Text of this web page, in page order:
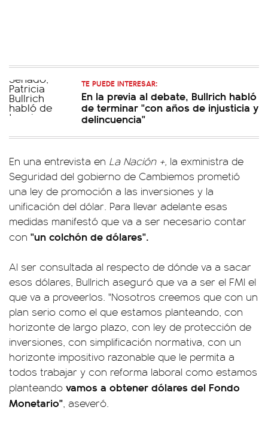
TE PUEDE INTERESAR:
En la previa al debate, Bullrich habló
de terminar "con años de injusticia y
delincuencia"
En una entrevista en La Nación +, la exministra de
Seguridad del gobierno de Cambiemos prometió
una ley de promoción a las inversiones y la
unificación del dólar. Para llevar adelante esas
medidas manifestó que va a ser necesario contar
con "un colchón de dólares".
Al ser consultada al respecto de dónde va a sacar
esos dólares, Bullrich aseguró que va a ser el FMI el
que va a proveerlos. "Nosotros creemos que con un
plan serio como el que estamos planteando, con
horizonte de largo plazo, con ley de protección de
inversiones, con simplificación normativa, con un
horizonte impositivo razonable que le permita a
todos trabajar y con reforma laboral como estamos
planteando vamos a obtener dólares del Fondo
Monetario", aseveró.